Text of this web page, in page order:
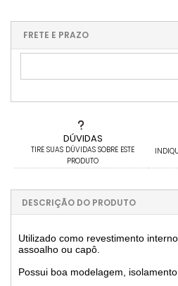
DÚVIDAS
TIRE SUAS DÚVIDAS SOBRE ESTE
PRODUTO
4x sem juros de R$ 15,00
5x sem juros de R$ 12,00
...
FRETE E PRAZO
DESCRIÇÃO DO PRODUTO
Utilizado como revestimento
assoalho ou capô.
Possui boa modelagem,